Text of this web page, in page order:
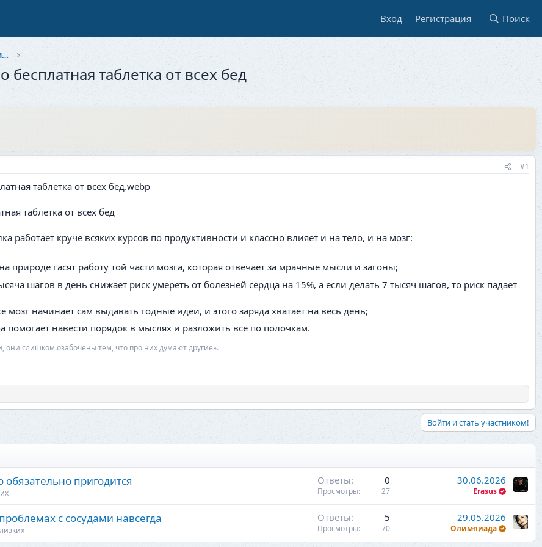
Вход Регистрация Поиск
Здоровье и красота: Забота о себе и близких
таблетка от всех бед
#1
таблетка от всех бед
работает круче всяких курсов по продуктивности и классно влияет и на тело, и на мозг:
природе гасят работу той части мозга, которая отвечает за мрачные мысли и загоны;
шагов в день снижает риск умереть от болезней сердца на 15%, а если делать 7 тысяч шагов, то риск падает
мозг начинает сам выдавать годные идеи, и этого заряда хватает на весь день;
помогает навести порядок в мыслях и разложить всё по полочкам.
они слишком озабочены тем, что про них думают другие».
Войти и стать участником!
пригодится Ответы 0
Просмотры 27
30.06.2026
Erasus
с сосудами навсегда Ответы 5
Просмотры 70
29.05.2026
Олимпиада